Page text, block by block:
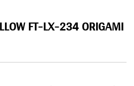
FT-LX-234 ORIGAMI